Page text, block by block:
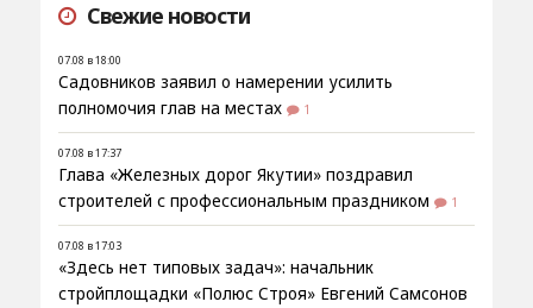
Свежие новости
07.08 в 18:00
Садовников заявил о намерении усилить
полномочия глав на местах
1
07.08 в 17:37
Глава «Железных дорог Якутии» поздравил
строителей с профессиональным праздником
1
07.08 в 17:03
«Здесь нет типовых задач»: начальник
стройплощадки «Полюс Строя» Евгений Самсонов